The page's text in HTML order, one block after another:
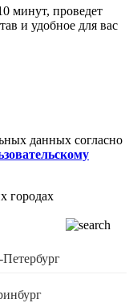
минут, проведет
и удобное для вас
данных согласно
городах